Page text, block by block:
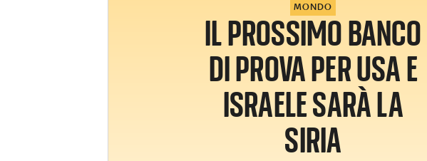
MONDO
IL PROSSIMO BANCO
DI PROVA PER USA E
ISRAELE SARÀ LA
SIRIA